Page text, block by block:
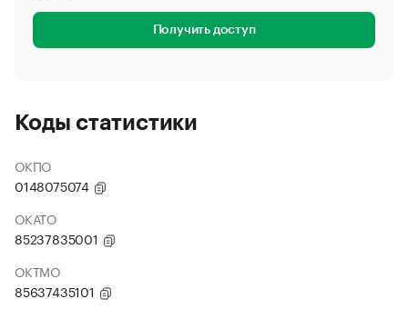
Получить доступ
Коды статистики
ОКПО
0148075074
ОКАТО
85237835001
ОКТМО
85637435101